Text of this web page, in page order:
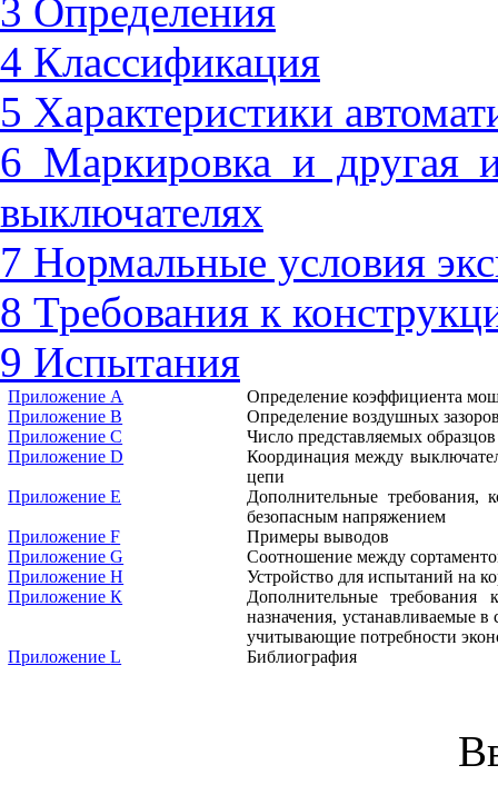
3 Определения
4 Классификация
5 Характеристики
6 Маркировка и другая
выключателях
7 Нормальные условия
8 Требования к
9 Испытания
Приложение А
Определение коэффициента
Приложение В
Определение воздушных
Приложение С
Число представляемых
ПриложениеD
Координация между
цепи
Приложение Е
Дополнительные требования,
безопасным напряжением
ПриложениеF
Примеры выводов
ПриложениеG
Соотношение между
ПриложениеH
Устройство для испытаний на
Приложение К
Дополнительные
назначения, устанавливаемые
учитывающие потребности
ПриложениеL Библиография